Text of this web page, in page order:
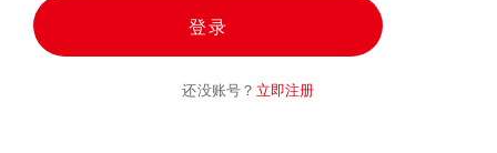
登录
还没账号？ 立即注册